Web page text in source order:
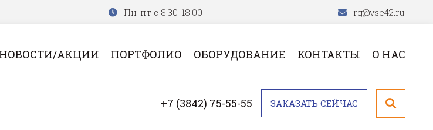
Пн-пт с 8:30-18:00 rg@vse42.ru
НОВОСТИ/АКЦИИ ПОРТФОЛИО ОБОРУДОВАНИЕ КОНТАКТЫ О НАС
+7 (3842) 75-55-55 ЗАКАЗАТЬ СЕЙЧАС